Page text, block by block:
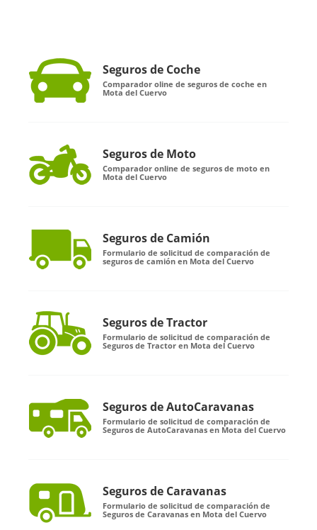
Seguros de Coche
Comparador oline de seguros de coche en
Mota del Cuervo
Seguros de Moto
Comparador online de seguros de moto en
Mota del Cuervo
Seguros de Camión
Formulario de solicitud de comparación de
seguros de camión en Mota del Cuervo
Seguros de Tractor
Formulario de solicitud de comparación de
Seguros de Tractor en Mota del Cuervo
Seguros de AutoCaravanas
Formulario de solicitud de comparación de
Seguros de AutoCaravanas en Mota del Cuervo
Seguros de Caravanas
Formulario de solicitud de comparación de
Seguros de Caravanas en Mota del Cuervo